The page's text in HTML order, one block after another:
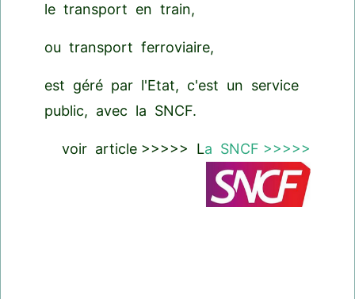
le transport en train,
ou transport ferroviaire,
est géré par l'Etat, c'est un service
public, avec la SNCF.
voir article >>>>> La SNCF >>>>>